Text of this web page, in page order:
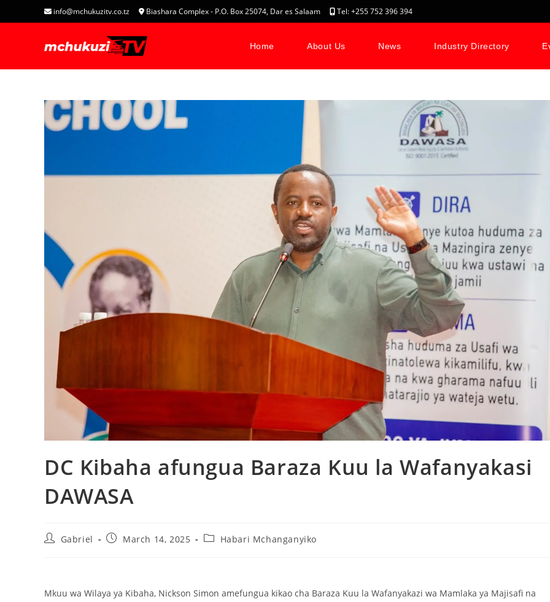
info@mchukuzitv.co.tz Biashara Complex - P.O. Box 25074, Dar es Salaam Tel: +255 752 396 394
Home About Us News Industry Directory
DC Kibaha afungua Baraza Kuu la Wafanyakasi
DAWASA
Gabriel March 14, 2025 Habari Mchanganyiko
Mkuu wa Wilaya ya Kibaha, Nickson Simon amefungua kikao cha Baraza Kuu la Wafanyakazi wa Mamlaka ya Majisafi na